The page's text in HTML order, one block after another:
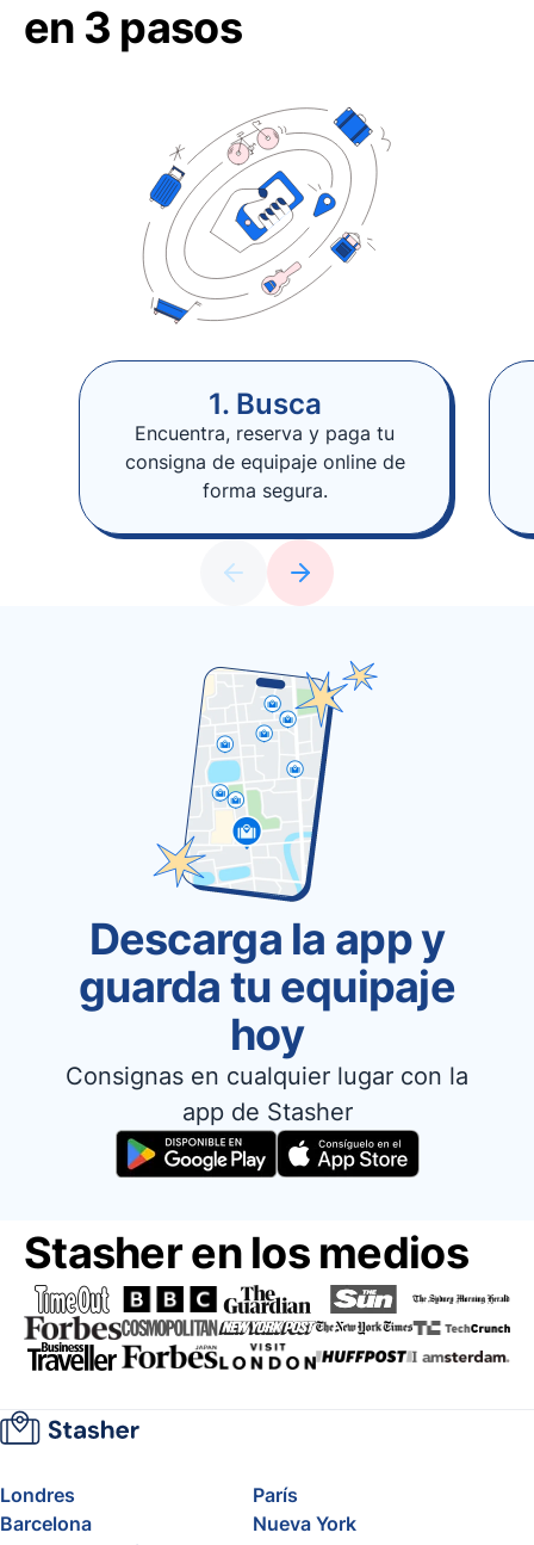
en 3 pasos
1. Busca
Encuentra, reserva y paga tu
consigna de equipaje online de
forma segura.
Descarga la app y
guarda tu equipaje
hoy
Consignas en cualquier lugar con la
app de Stasher
Stasher en los medios
Londres
París
Barcelona
Nueva York